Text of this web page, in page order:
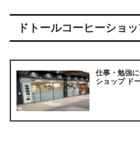
ドトールコーヒーショ
仕事・勉強
ショップ ド